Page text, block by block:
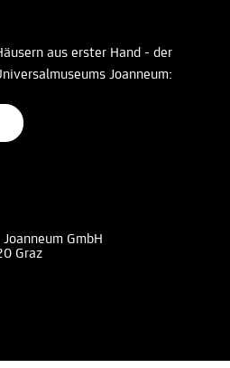
aus erster Hand - der
Joanneum:
GmbH
Graz